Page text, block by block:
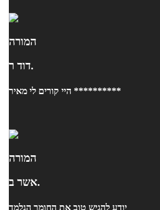
המורה
דוד ר.
היי קורים לי מאיר **********
המורה
אשר ב.
יודע להגיש טוב את החומר הנלמד